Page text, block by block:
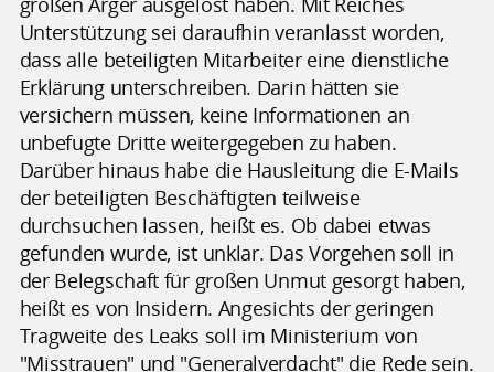
Unterstützung sei daraufhin veranlasst worden,
dass alle beteiligten Mitarbeiter eine dienstliche
Erklärung unterschreiben. Darin hätten sie
versichern müssen, keine Informationen an
unbefugte Dritte weitergegeben zu haben.
Darüber hinaus habe die Hausleitung die E-Mails
der beteiligten Beschäftigten teilweise
durchsuchen lassen, heißt es. Ob dabei etwas
gefunden wurde, ist unklar. Das Vorgehen soll in
der Belegschaft für großen Unmut gesorgt haben,
heißt es von Insidern. Angesichts der geringen
Tragweite des Leaks soll im Ministerium von
"Misstrauen" und "Generalverdacht" die Rede sein.